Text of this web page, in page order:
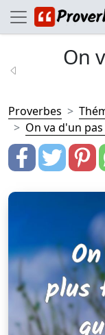
On
Proverbes
On va d'un